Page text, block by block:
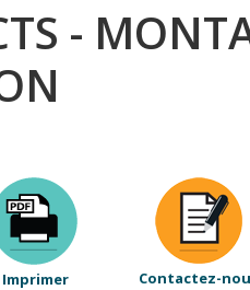
-
Imprimer Contactez-